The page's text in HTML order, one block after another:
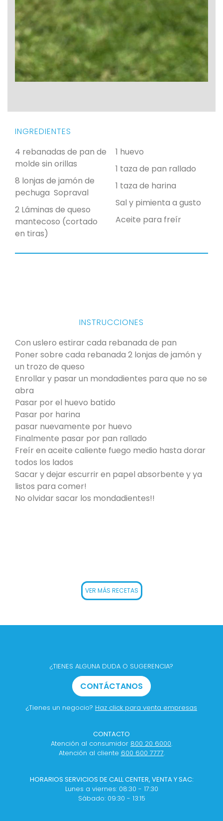
INGREDIENTES
4 rebanadas de pan de
molde sin orillas
8 lonjas de jamón de
pechuga Sopraval
2 Láminas de queso
mantecoso (cortado
en tiras)
1 huevo
1 taza de pan rallado
1 taza de harina
Sal y pimienta a gusto
Aceite para freír
INSTRUCCIONES
Con uslero estirar cada rebanada de pan
Poner sobre cada rebanada 2 lonjas de jamón y
un trozo de queso
Enrollar y pasar un mondadientes para que no se
abra
Pasar por el huevo batido
Pasar por harina
pasar nuevamente por huevo
Finalmente pasar por pan rallado
Freír en aceite caliente fuego medio hasta dorar
todos los lados
Sacar y dejar escurrir en papel absorbente y ya
listos para comer!
No olvidar sacar los mondadientes!!
VER MÁS RECETAS
¿TIENES ALGUNA DUDA O SUGERENCIA?
CONTÁCTANOS
¿Tienes un negocio? Haz click para venta empresas
CONTACTO
Atención al consumidor 800 20 6000.
Atención al cliente 600 600 7777.
HORARIOS SERVICIOS DE CALL CENTER, VENTA Y SAC:
Lunes a viernes: 08:30 - 17:30
Sábado: 09:30 - 13:15